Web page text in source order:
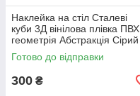
Наклейка на стіл Сталеві
куби 3Д вінілова плівка ПВХ
геометрія Абстракція Сірий
600х1200 мм
Готово до відправки
300 ₴